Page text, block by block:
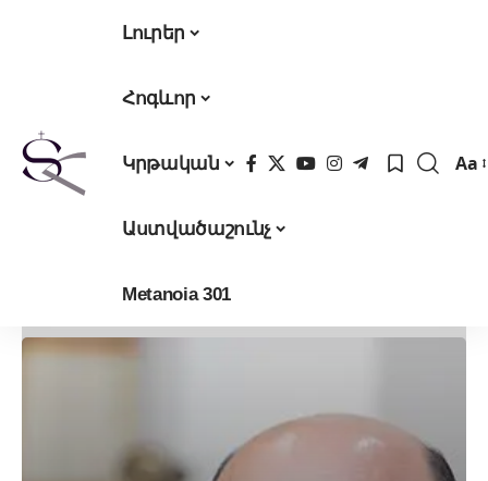
Լուրեր
Հոգևոր
Կրթական
Աստվածաշունչ
Metanoia 301
Aa